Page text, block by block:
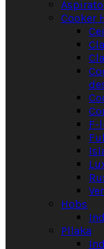
Cooker
F-
Hobs
Pllaka